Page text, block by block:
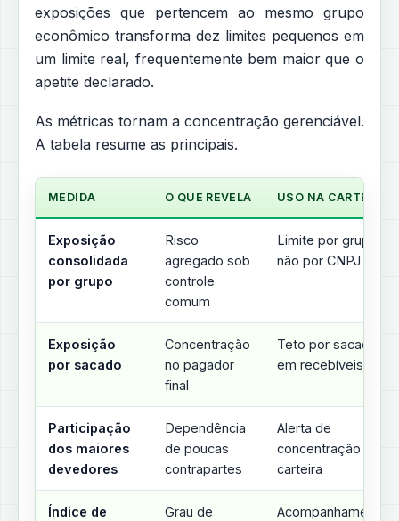
exposições que pertencem ao mesmo grupo
econômico transforma dez limites pequenos em
um limite real, frequentemente bem maior que o
apetite declarado.
As métricas tornam a concentração gerenciável.
A tabela resume as principais.
MEDIDA O QUE REVELA USO NA CARTEIRA
Exposição
consolidada
por grupo
Risco
agregado sob
controle
comum
Limite por grupo,
não por CNPJ
Exposição
por sacado
Concentração
no pagador
final
Teto por sacado
em recebíveis
Participação
dos maiores
devedores
Dependência
de poucas
contrapartes
Alerta de
concentração da
carteira
Índice de
Grau de
Acompanhamento